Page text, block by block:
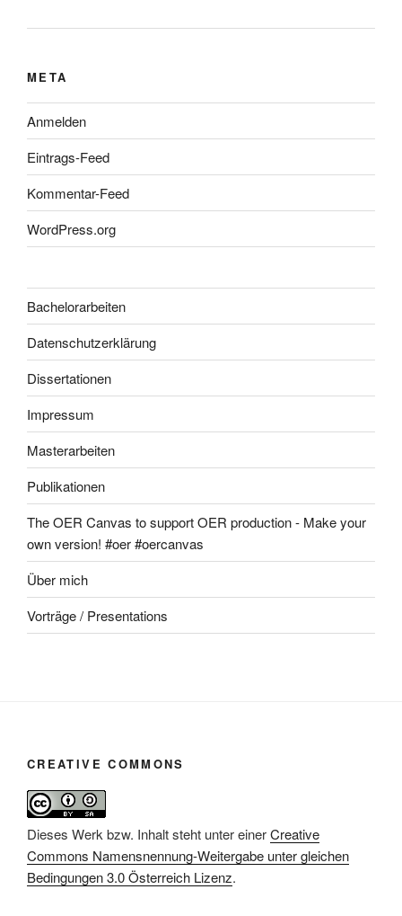
META
Anmelden
Eintrags-Feed
Kommentar-Feed
WordPress.org
Bachelorarbeiten
Datenschutzerklärung
Dissertationen
Impressum
Masterarbeiten
Publikationen
The OER Canvas to support OER production - Make your
own version! #oer #oercanvas
Über mich
Vorträge / Presentations
CREATIVE COMMONS
Dieses Werk bzw. Inhalt steht unter einerCreative
Commons Namensnennung-Weitergabe unter gleichen
Bedingungen 3.0 Österreich Lizenz.